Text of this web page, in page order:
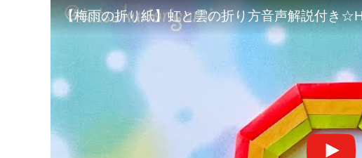
【梅雨の折り紙】虹と雲の折り方音声解説付き